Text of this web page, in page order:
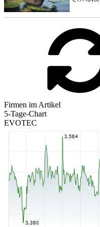
Firmen im Artikel
5-Tage-Chart
EVOTEC